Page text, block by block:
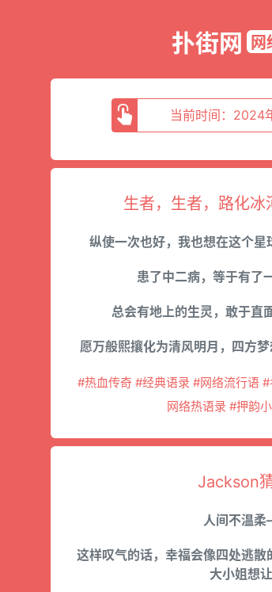
扑街网
当前时间：2024
生者，生者，路化
纵使一次也好，我也想在这个
患了中二病，等于有
总会有地上的生灵，敢于
愿万般熙攘化为清风明月，四方
#热血传奇 #经典语录 #网络流行语
网络热语录 #押韵
Jackson
人间不温
这样叹气的话，幸福会像四处逃
大小姐想